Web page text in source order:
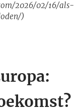
2026/02/16/als-
)